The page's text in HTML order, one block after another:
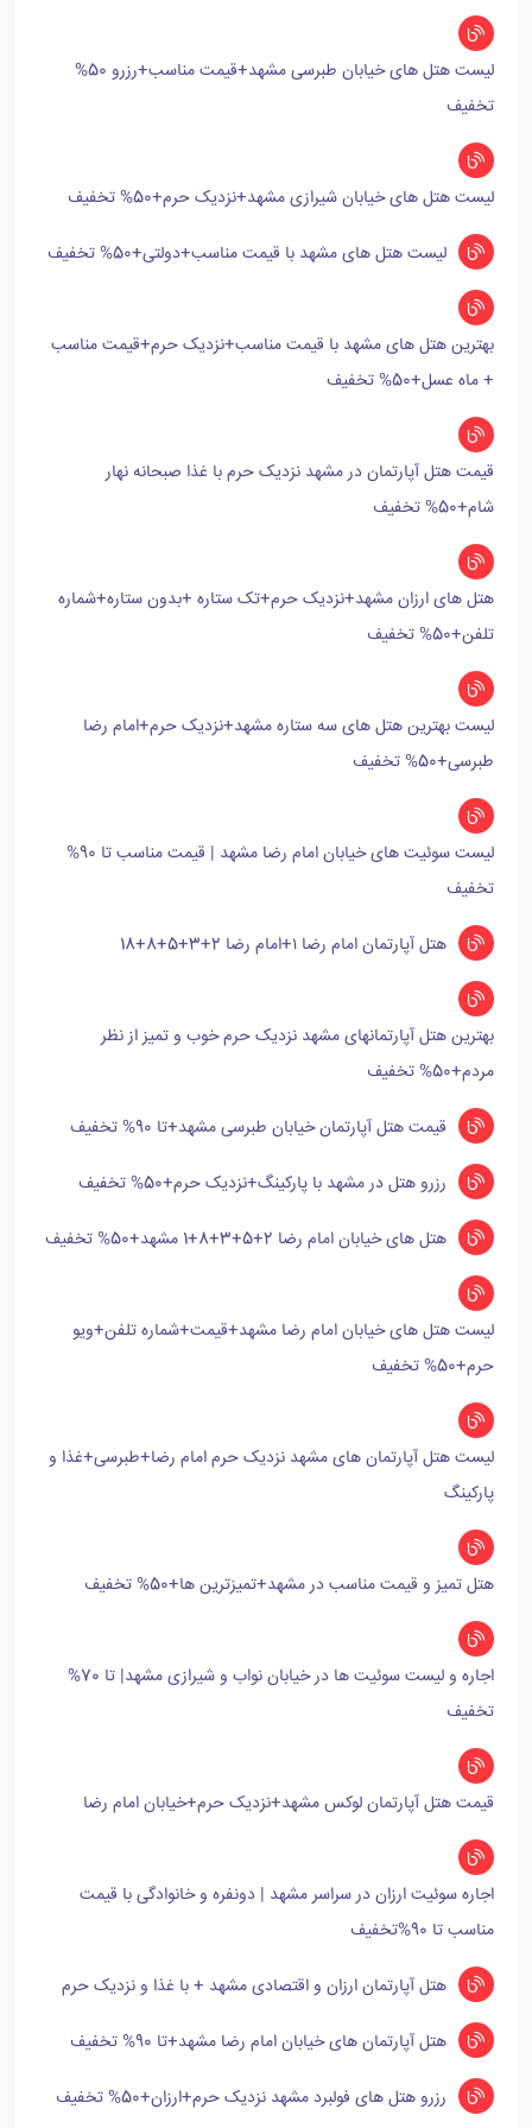
لیست هتل های خیابان طبرسی مشهد+قیمت مناسب+رزرو 50%
تخفیف
لیست هتل های خیابان شیرازی مشهد+نزدیک حرم+50% تخفیف
لیست هتل های مشهد با قیمت مناسب+دولتی+50% تخفیف
بهترین هتل های مشهد با قیمت مناسب+نزدیک حرم+قیمت مناسب
+ ماه عسل+50% تخفیف
قیمت هتل آپارتمان در مشهد نزدیک حرم با غذا صبحانه نهار
شام+50% تخفیف
هتل های ارزان مشهد+نزدیک حرم+تک ستاره +بدون ستاره+شماره
تلفن+50% تخفیف
لیست بهترین هتل های سه ستاره مشهد+نزدیک حرم+امام رضا
طبرسی+50% تخفیف
لیست سوئیت های خیابان امام رضا مشهد | قیمت مناسب تا 90%
تخفیف
هتل آپارتمان امام رضا ۱+امام رضا 2+3+5+8+18
بهترین هتل آپارتمانهای مشهد نزدیک حرم خوب و تمیز از نظر
مردم+50% تخفیف
قیمت هتل آپارتمان خیابان طبرسی مشهد+تا 90% تخفیف
رزرو هتل در مشهد با پارکینگ+نزدیک حرم+50% تخفیف
هتل های خیابان امام رضا 2+5+3+8+1 مشهد+50% تخفیف
لیست هتل های خیابان امام رضا مشهد+قیمت+شماره تلفن+ویو
حرم+50% تخفیف
لیست هتل آپارتمان های مشهد نزدیک حرم امام رضا+طبرسی+غذا و
پارکینگ
هتل تمیز و قیمت مناسب در مشهد+تمیزترین ها+50% تخفیف
اجاره و لیست سوئیت ها در خیابان نواب و شیرازی مشهد| تا 70%
تخفیف
قیمت هتل آپارتمان لوکس مشهد+نزدیک حرم+خیابان امام رضا
اجاره سوئیت ارزان در سراسر مشهد | دونفره و خانوادگی با قیمت
مناسب تا 90%تخفیف
هتل آپارتمان ارزان و اقتصادی مشهد + با غذا و نزدیک حرم
هتل آپارتمان های خیابان امام رضا مشهد+تا 90% تخفیف
رزرو هتل های فولبرد مشهد نزدیک حرم+ارزان+50% تخفیف